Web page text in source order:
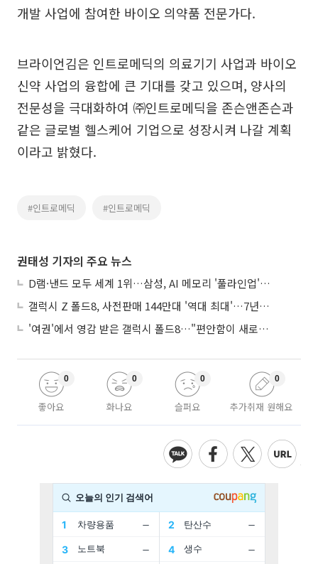
개발 사업에 참여한 바이오 의약품 전문가다.
브라이언김은 인트로메딕의 의료기기 사업과 바이오
신약 사업의 융합에 큰 기대를 갖고 있으며, 양사의
전문성을 극대화하여 ㈜인트로메딕을 존슨앤존슨과
같은 글로벌 헬스케어 기업으로 성장시켜 나갈 계획
이라고 밝혔다.
#인트로메딕 #인트로메딕
권태성 기자의 주요 뉴스
D램·낸드 모두 세계 1위…삼성, AI 메모리 '풀라인업'으로 승부
갤럭시 Z 폴드8, 사전판매 144만대 '역대 최대'…7년만에 갤노트10 기록 넘어
'여권'에서 영감 받은 갤럭시 폴드8…"편안함이 새로운 디자인 경쟁력"
좋아요
0
화나요
0
슬퍼요
0
추가취재 원해요
0